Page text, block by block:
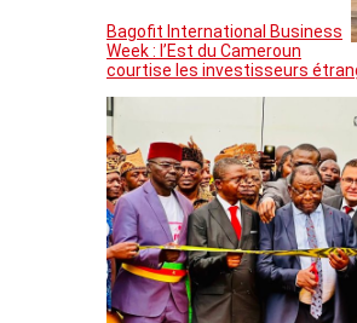
Bagofit International Business
Week : l’Est du Cameroun
courtise les investisseurs